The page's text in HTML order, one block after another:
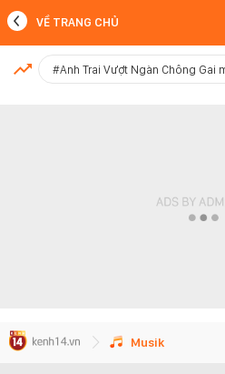
MỚI NHẤT
VỀ TRANG CHỦ
#Anh Trai Vượt Ngàn Chông Gai
Musik